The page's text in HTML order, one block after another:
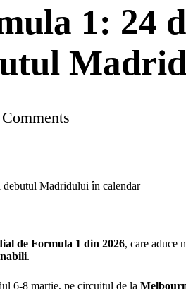
1: 24
de Formula 1 din 2026, care aduce
.
6-8 martie, pe circuitul de la